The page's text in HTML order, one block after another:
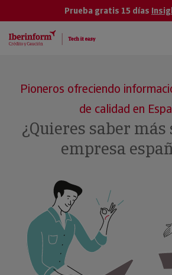
Prueba gratis 15 días
Pioneros ofreciendo
de calidad en
¿Quieres saber
empresa